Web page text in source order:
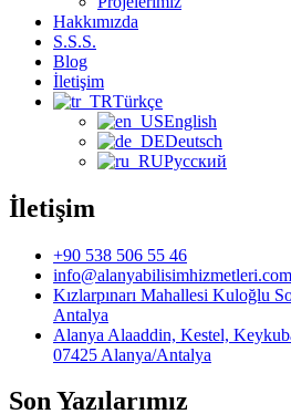
Hakkımızda
S.S.S.
Blog
İletişim
Türkçe
English
Deutsch
Русский
İletişim
+90 538 506 55 46
info@alanyabilisimhizmetleri.com
Kızlarpınarı Mahallesi Kuloğlu
Antalya
Alanya Alaaddin, Kestel,
07425 Alanya/Antalya
Son Yazılarımız